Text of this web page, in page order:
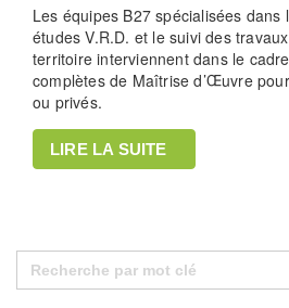
Les équipes B27 spécialisées dans
études V.R.D. et le suivi des
territoire interviennent dans le
complètes de Maîtrise d’Œuvre
ou privés.
LIRE LA SUITE
Search
for: